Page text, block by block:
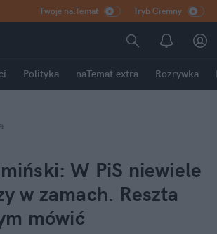
Twoje na:Temat Tryb Ciemny
Polityka naTemat extra Rozrywka
W PiS niewiele
w zamach. Reszta
mówić